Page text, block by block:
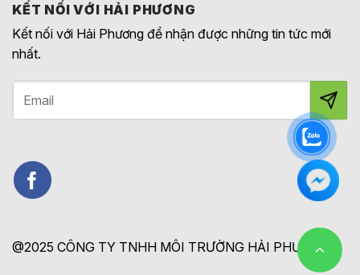
KẾT NỐI VỚI HẢI PHƯƠNG
Kết nối với Hải Phương để nhận được những tin tức mới
nhất.
@2025 CÔNG TY TNHH MÔI TRƯỜNG HẢI PHƯƠNG